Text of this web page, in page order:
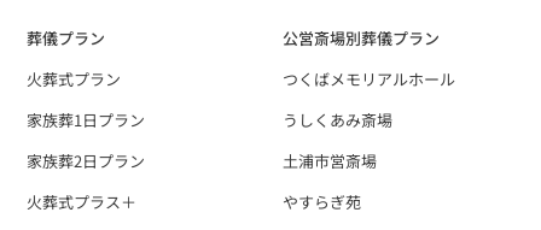
葬儀プラン
火葬式プラン
家族葬1日プラン
家族葬2日プラン
火葬式プラス＋
公営斎場別葬儀プラン
つくばメモリアルホール
うしくあみ斎場
土浦市営斎場
やすらぎ苑